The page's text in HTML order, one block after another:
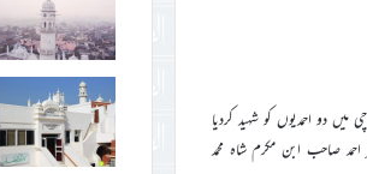
23؍اکتوبر 2012ء کی رات کو بلدیہ ٹاؤن کراچی میں دو احمدیوں کو شہید کردیا
احمد صاحب ابن مکرم شاہ محمد